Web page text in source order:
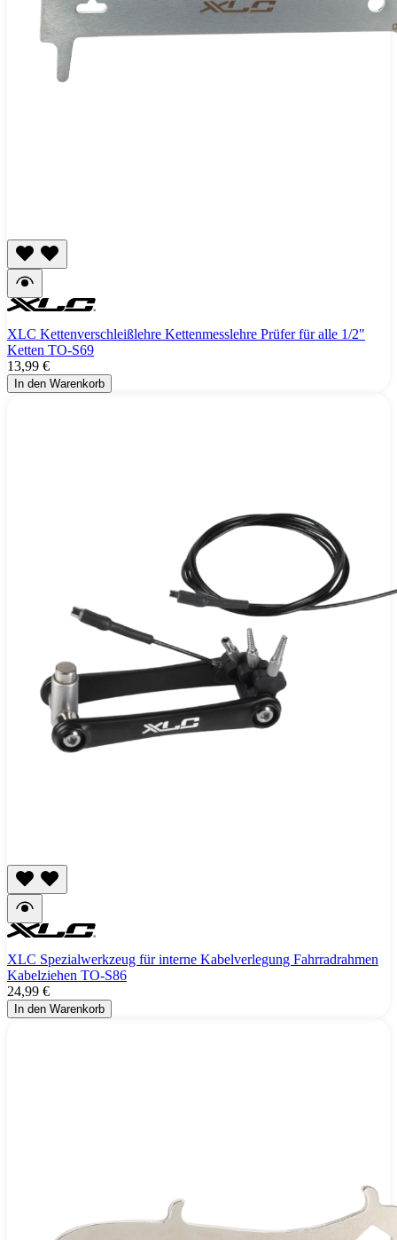
XLC Kettenverschleißlehre Kettenmesslehre Prüfer für alle 1/2"
Ketten TO-S69
13,99 €
In den Warenkorb
XLC Spezialwerkzeug für interne Kabelverlegung Fahrradrahmen
Kabelziehen TO-S86
24,99 €
In den Warenkorb